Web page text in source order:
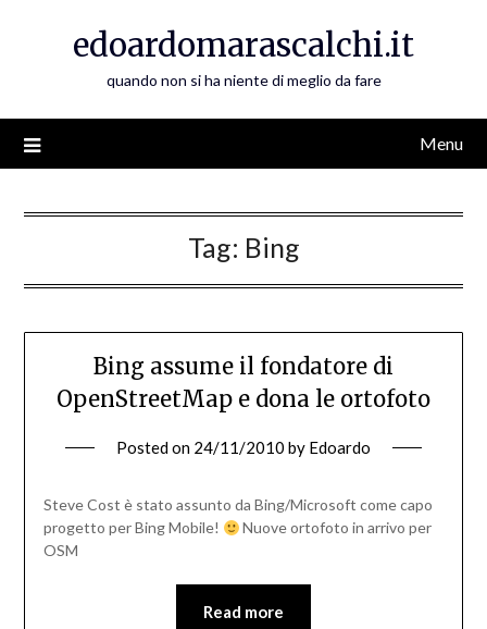
edoardomarascalchi.it
quando non si ha niente di meglio da fare
Menu
Tag: Bing
Bing assume il fondatore di
OpenStreetMap e dona le ortofoto
Posted on 24/11/2010 by Edoardo
Steve Cost è stato assunto da Bing/Microsoft come capo
progetto per Bing Mobile!
Nuove ortofoto in arrivo per
OSM
Read more